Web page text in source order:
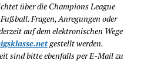
über die Champions League
Fragen, Anregungen oder
auf dem elektronischen Wege
gestellt werden.
sind bitte ebenfalls per E-Mail zu